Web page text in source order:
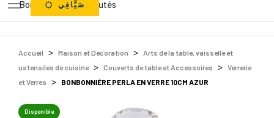
Bons Plans Nouveautés
صَيَّافِي
Accueil Maison et Décoration
Arts de la table, vaisselle et
ustensiles de cuisine
Couverts de table et Accessoires
Verrerie
et Verres
BONBONNIÉRE PERLA EN VERRE 10CM AZUR
Disponible